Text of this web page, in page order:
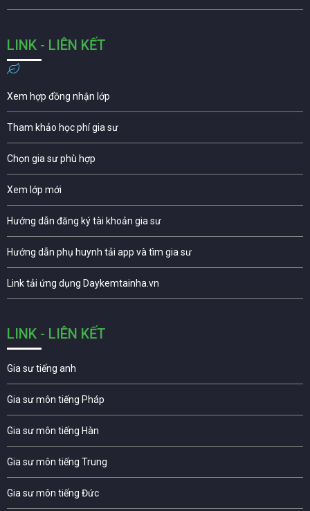
LINK - LIÊN KẾT
Xem hợp đồng nhận lớp
Tham khảo học phí gia sư
Chọn gia sư phù hợp
Xem lớp mới
Hướng dẫn đăng ký tài khoản gia sư
Hướng dẫn phụ huynh tải app và tìm gia sư
Link tải ứng dụng Daykemtainha.vn
LINK - LIÊN KẾT
Gia sư tiếng anh
Gia sư môn tiếng Pháp
Gia sư môn tiếng Hàn
Gia sư môn tiếng Trung
Gia sư môn tiếng Đức